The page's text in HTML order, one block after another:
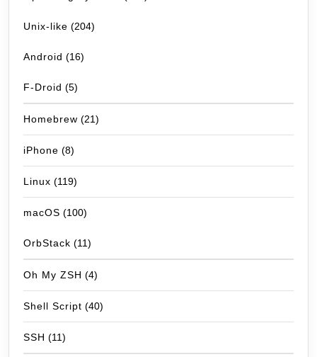
Unix-like (204)
Android (16)
F-Droid (5)
Homebrew (21)
iPhone (8)
Linux (119)
macOS (100)
OrbStack (11)
Oh My ZSH (4)
Shell Script (40)
SSH (11)